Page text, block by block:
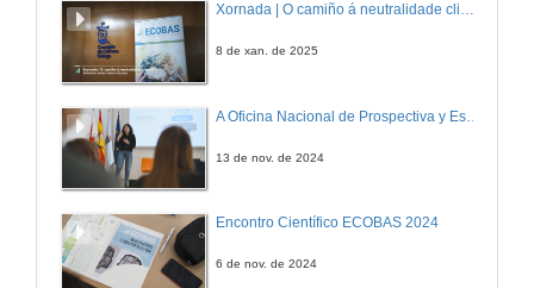
Xornada | O camiño á neutralidade climática
8 de xan. de 2025
13 de nov. de 2024
Encontro Científico ECOBAS 2024
6 de nov. de 2024